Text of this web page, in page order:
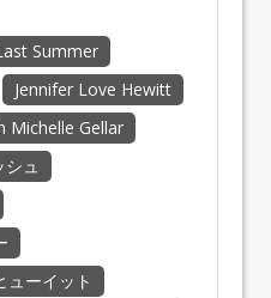
Summer
Jennifer Love Hewitt
Michelle Gellar
シュ
ューイット